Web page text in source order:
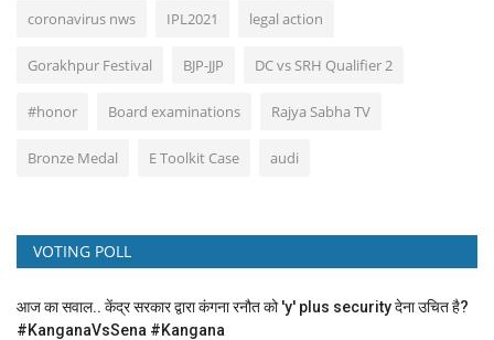
coronavirus nws IPL2021 legal action
Gorakhpur Festival BJP-JJP DC vs SRH Qualifier 2
#honor Board examinations Rajya Sabha TV
Bronze Medal E Toolkit Case audi
VOTING POLL
आज का सवाल.. केंद्र सरकार द्वारा कंगना रनौत को 'y' plus security देना उचित है?
#KanganaVsSena #Kangana